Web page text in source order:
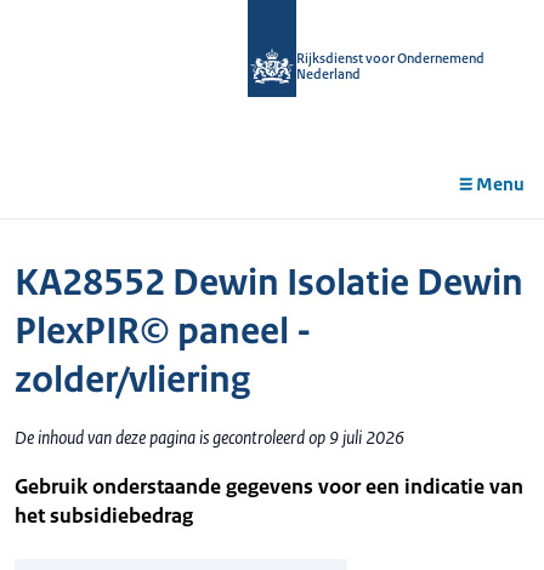
Rijksdienst voor Ondernemend
Nederland
Menu
KA28552 Dewin Isolatie Dewin
PlexPIR© paneel -
zolder/vliering
De inhoud van deze pagina is gecontroleerd op 9 juli 2026
Gebruik onderstaande gegevens voor een indicatie van
het subsidiebedrag